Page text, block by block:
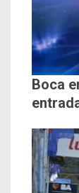
Boca